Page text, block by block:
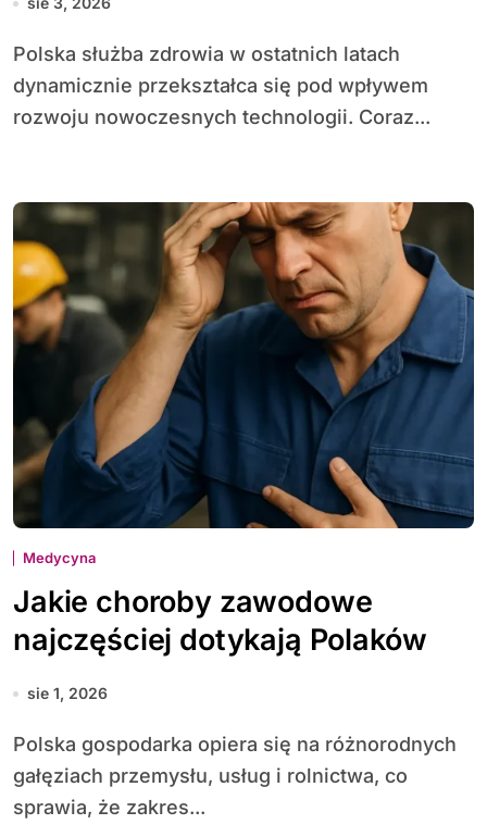
Polska służba zdrowia w ostatnich latach
dynamicznie przekształca się pod wpływem
rozwoju nowoczesnych technologii. Coraz...
Medycyna
Jakie choroby zawodowe
najczęściej dotykają Polaków
sie 1, 2026
Polska gospodarka opiera się na różnorodnych
gałęziach przemysłu, usług i rolnictwa, co
sprawia, że zakres...